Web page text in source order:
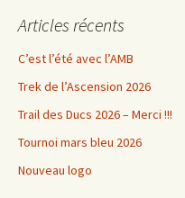
Articles récents
C’est l’été avec l’AMB
Trek de l’Ascension 2026
Trail des Ducs 2026 – Merci !!!
Tournoi mars bleu 2026
Nouveau logo